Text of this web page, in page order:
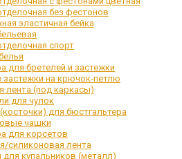
без фестонов
эластичная бейка
спорт
для бретелей и застежки
застежки на крючок-петлю
лента (под каркасы)
для чулок
для бюстгальтера
чашки
для корсетов
силиконовая лента
для купальников (металл)